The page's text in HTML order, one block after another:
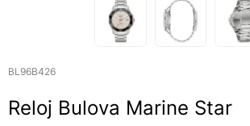
BL96B426
Reloj Bulova Marine Star